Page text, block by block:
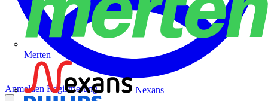
Merten
Nexans
Anmelden Registrierung